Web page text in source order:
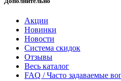
Акции
Новинки
Новости
Система скидок
Отзывы
Весь каталог
FAQ / Часто задаваемые